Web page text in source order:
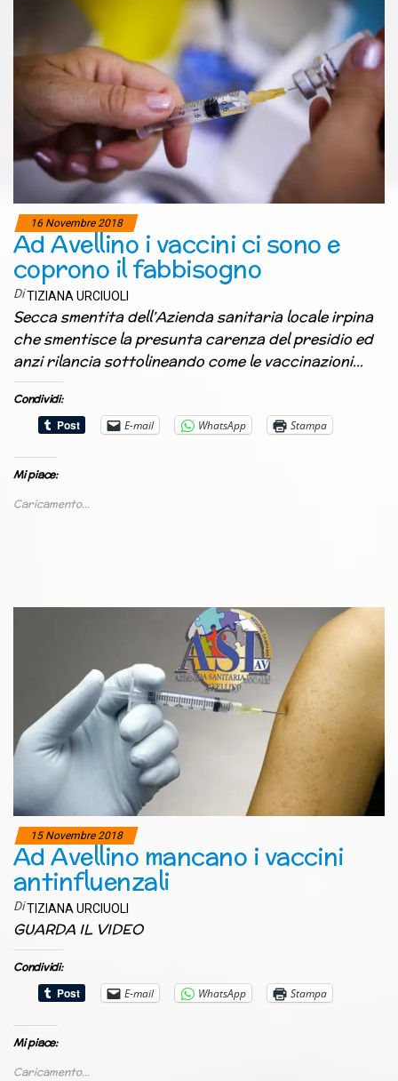
16 Novembre 2018
Ad Avellino i vaccini ci sono e
coprono il fabbisogno
DiTIZIANA URCIUOLI
Secca smentita dell’Azienda sanitaria locale irpina
che smentisce la presunta carenza del presidio ed
anzi rilancia sottolineando come le vaccinazioni…
Condividi:
E-mail
WhatsApp Stampa
Mi piace:
Caricamento...
15 Novembre 2018
Ad Avellino mancano i vaccini
antinfluenzali
DiTIZIANA URCIUOLI
GUARDA IL VIDEO
Condividi:
E-mail
WhatsApp Stampa
Mi piace:
Caricamento...